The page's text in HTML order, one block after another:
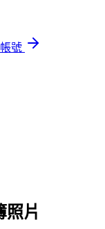
號
照片